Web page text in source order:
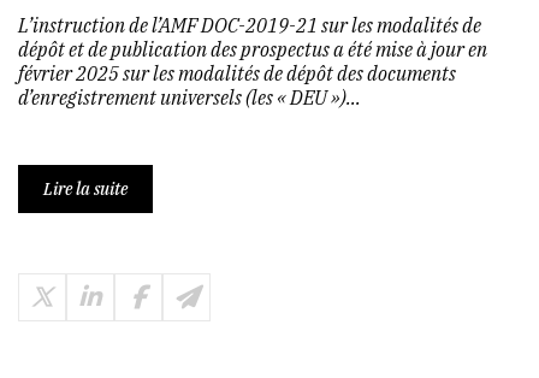
L’instruction de l’AMF DOC-2019-21 sur les modalités de
dépôt et de publication des prospectus a été mise à jour en
février 2025 sur les modalités de dépôt des documents
d’enregistrement universels (les « DEU »)...
Lire la suite